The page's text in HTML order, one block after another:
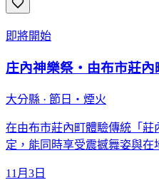
即將開始
庄內神樂祭・由布市莊內
大分縣 · 節日・煙火
在由布市莊內町體驗傳統「
定，能同時享受震撼舞姿與在
11月3日